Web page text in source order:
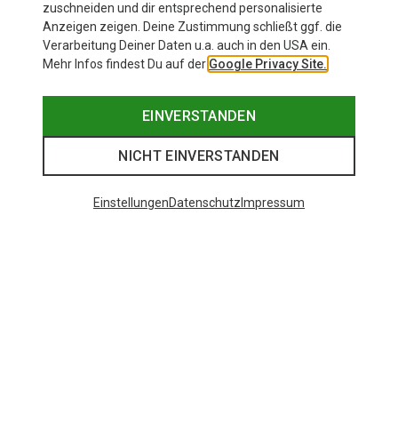
zuschneiden und dir entsprechend personalisierte
Anzeigen zeigen. Deine Zustimmung schließt ggf. die
Verarbeitung Deiner Daten u.a. auch in den USA ein.
Mehr Infos findest Du auf der Google Privacy Site.
EINVERSTANDEN
NICHT EINVERSTANDEN
EinstellungenDatenschutz Impressum